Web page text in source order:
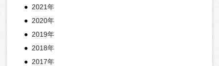
2021年
2020年
2019年
2018年
2017年